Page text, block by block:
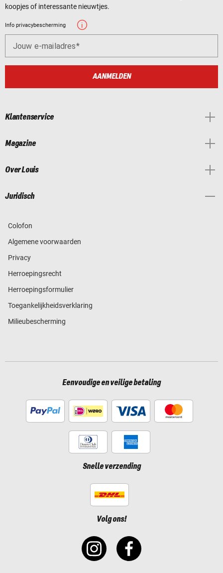
koopjes of interessante nieuwtjes.
Info privacybescherming
Jouw e-mailadres
AANMELDEN
Klantenservice
Magazine
Over Louis
Juridisch
Colofon
Algemene voorwaarden
Privacy
Herroepingsrecht
Herroepingsformulier
Toegankelijkheidsverklaring
Milieubescherming
Eenvoudige en veilige betaling
Snelle verzending
Volg ons!